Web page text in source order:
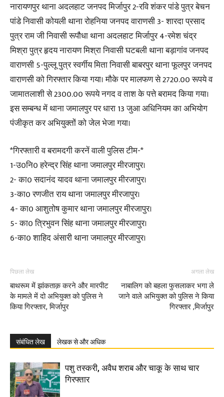
नारायणपुर थाना अदलहाट जनपद मिर्जापुर 2-रवि शंकर पांडे पुत्र बेचन
पांडे निवासी कोयली थाना रोहनिया जनपद वाराणसी 3- शारदा प्रसाद
पुत्र राम जी निवासी रूपौधा थाना अदलहाट मिर्जापुर 4-रमेश चंद्र
मिश्रा पुत्र हृदय नारायण मिश्रा निवासी घटबली थाना बड़ागांव जनपद
वाराणसी 5-पुल्लू पुत्र स्वर्गीय मिता निवासी बाबरपुर थाना फूलपुर जनपद
वाराणसी को गिरफ्तार किया गया। मौके पर मालफण से 2720.00 रूपये व
जामातलाशी से 2300.00 रूपये नगद व ताश के पत्ते बरामद किया गया।
इस सम्बन्ध में थाना जमालपुर पर धारा 13 जुआ अधिनियम का अभियोग
पंजीकृत कर अभियुक्तों को जेल भेजा गया।
*गिरफ्तारी व बरामदगी करनें वाली पुलिस टीम-*
1-उ0नि0 हरेन्द्र सिंह थाना जमालपुर मीरजापुर।
2- का0 सदानंद यादव थाना जमालपुर मीरजापुर।
3-का0 रणजीत राय थाना जमालपुर मीरजापुर।
4- का0 आशुतोष कुमार थाना जमालपुर मीरजापुर।
5- का0 त्रिभुवन सिंह थाना जमालपुर मीरजापुर।
6-का0 शाहिद अंसारी थाना जमालपुर मीरजापुर।
पिछला लेख
बाथरूम में झांकताक़ करने और मारपीट
के मामले में दो अभियुक्त को पुलिस ने
किया गिरफ्तार, मिर्जापुर
अगला लेख
नाबालिग को बहला फुसलाकर भगा ले
जाने वाले अभियुक्त को पुलिस ने किया
गिरफ्तार ,मिर्जापुर
संबंधित लेख लेखक से और अधिक
पशु तस्करी, अवैध शराब और चाकू के साथ चार
गिरफ्तार